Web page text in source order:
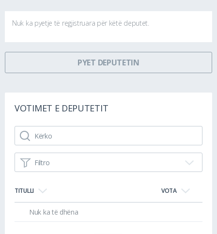
Nuk ka pyetje të regjistruara për këtë deputet.
PYET DEPUTETIN
VOTIMET E DEPUTETIT
Filtro
TITULLI VOTA
Nuk ka të dhëna